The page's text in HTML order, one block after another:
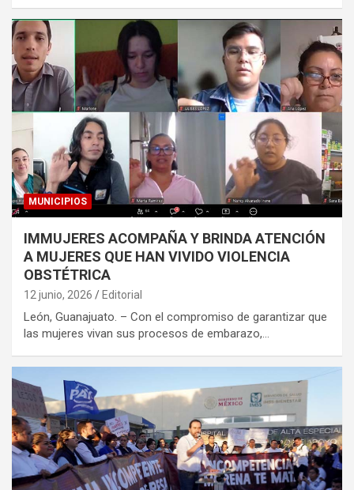
MUNICIPIOS
IMMUJERES ACOMPAÑA Y BRINDA ATENCIÓN
A MUJERES QUE HAN VIVIDO VIOLENCIA
OBSTÉTRICA
12 junio, 2026 Editorial
León, Guanajuato. – Con el compromiso de garantizar que
las mujeres vivan sus procesos de embarazo,…